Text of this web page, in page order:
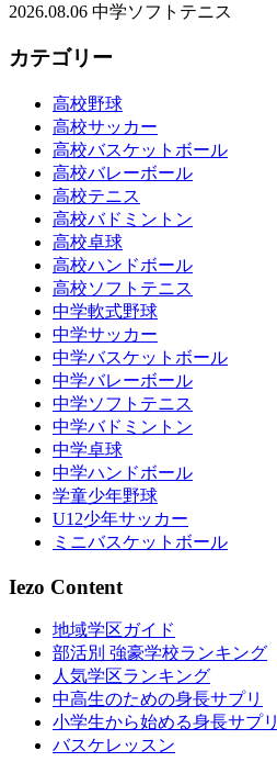
2026.08.06 中学ソフトテニス
カテゴリー
高校野球
高校サッカー
高校バスケットボール
高校バレーボール
高校テニス
高校バドミントン
高校卓球
高校ハンドボール
高校ソフトテニス
中学軟式野球
中学サッカー
中学バスケットボール
中学バレーボール
中学ソフトテニス
中学バドミントン
中学卓球
中学ハンドボール
学童少年野球
U12少年サッカー
ミニバスケットボール
Iezo Content
地域学区ガイド
部活別 強豪学校ランキング
人気学区ランキング
中高生のための身長サプリ
小学生から始める身長サプリ
バスケレッスン